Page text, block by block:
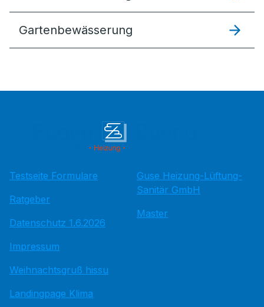
Gartenbewässerung
Testseite Formulare
Ratgeber
Datenschutz 1.6.2026
Impressum
Weihnachtsgruß hissu
Landingpage Klima
Guse Heizung-Lüftung-
Sanitär GmbH
Master